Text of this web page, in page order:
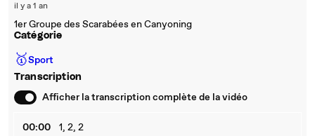
il y a 1 an
1er Groupe des Scarabées en Canyoning
Catégorie
🥇Sport
Transcription
Afficher la transcription complète de la vidéo
00:00
1, 2, 2